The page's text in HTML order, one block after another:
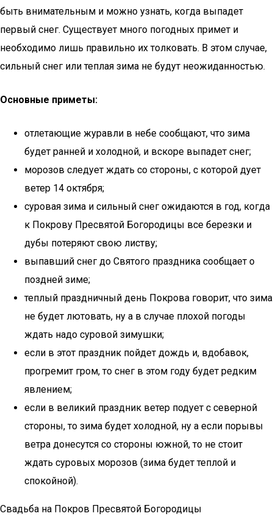
быть внимательным и можно узнать, когда выпадет
первый снег. Существует много погодных примет и
необходимо лишь правильно их толковать. В этом случае,
сильный снег или теплая зима не будут неожиданностью.
Основные приметы:
отлетающие журавли в небе сообщают, что зима
будет ранней и холодной, и вскоре выпадет снег;
морозов следует ждать со стороны, с которой дует
ветер 14 октября;
суровая зима и сильный снег ожидаются в год, когда
к Покрову Пресвятой Богородицы все березки и
дубы потеряют свою листву;
выпавший снег до Святого праздника сообщает о
поздней зиме;
теплый праздничный день Покрова говорит, что зима
не будет лютовать, ну а в случае плохой погоды
ждать надо суровой зимушки;
если в этот праздник пойдет дождь и, вдобавок,
прогремит гром, то снег в этом году будет редким
явлением;
если в великий праздник ветер подует с северной
стороны, то зима будет холодной, ну а если порывы
ветра донесутся со стороны южной, то не стоит
ждать суровых морозов (зима будет теплой и
спокойной).
Свадьба на Покров Пресвятой Богородицы